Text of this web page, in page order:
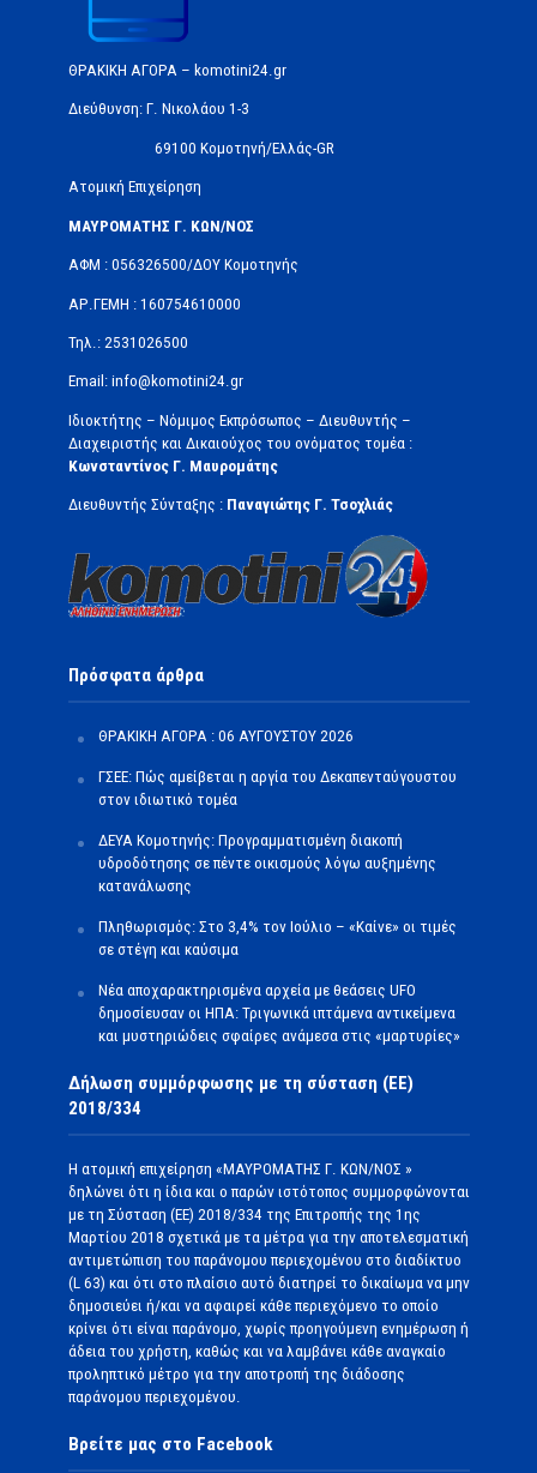
ΘΡΑΚΙΚΗ ΑΓΟΡΑ – komotini24.gr
Διεύθυνση: Γ. Νικολάου 1-3
69100 Κομοτηνή/Ελλάς-GR
Ατομική Επιχείρηση
ΜΑΥΡΟΜΑΤΗΣ Γ. ΚΩΝ/ΝΟΣ
ΑΦΜ : 056326500/ΔOΥ Κομοτηνής
ΑΡ.ΓΕΜΗ : 160754610000
Τηλ.: 2531026500
Email: info@komotini24.gr
Ιδιοκτήτης – Νόμιμος Εκπρόσωπος – Διευθυντής –
Διαχειριστής και Δικαιούχος του ονόματος τομέα :
Κωνσταντίνος Γ. Μαυρομάτης
Διευθυντής Σύνταξης : Παναγιώτης Γ. Τσοχλιάς
Πρόσφατα άρθρα
ΘΡΑΚΙΚΗ ΑΓΟΡΑ : 06 ΑΥΓΟΥΣΤΟΥ 2026
ΓΣΕΕ: Πώς αμείβεται η αργία του Δεκαπενταύγουστου
στον ιδιωτικό τομέα
ΔΕΥΑ Κομοτηνής: Προγραμματισμένη διακοπή
υδροδότησης σε πέντε οικισμούς λόγω αυξημένης
κατανάλωσης
Πληθωρισμός: Στο 3,4% τον Ιούλιο – «Καίνε» οι τιμές
σε στέγη και καύσιμα
Νέα αποχαρακτηρισμένα αρχεία με θεάσεις UFO
δημοσίευσαν οι ΗΠΑ: Τριγωνικά ιπτάμενα αντικείμενα
και μυστηριώδεις σφαίρες ανάμεσα στις «μαρτυρίες»
Δήλωση συμμόρφωσης με τη σύσταση (ΕΕ)
2018/334
Η ατομική επιχείρηση «ΜΑΥΡΟΜΑΤΗΣ Γ. ΚΩΝ/ΝΟΣ »
δηλώνει ότι η ίδια και ο παρών ιστότοπος συμμορφώνονται
με τη Σύσταση (ΕΕ) 2018/334 της Επιτροπής της 1ης
Μαρτίου 2018 σχετικά με τα μέτρα για την αποτελεσματική
αντιμετώπιση του παράνομου περιεχομένου στο διαδίκτυο
(L 63) και ότι στο πλαίσιο αυτό διατηρεί το δικαίωμα να μην
δημοσιεύει ή/και να αφαιρεί κάθε περιεχόμενο το οποίο
κρίνει ότι είναι παράνομο, χωρίς προηγούμενη ενημέρωση ή
άδεια του χρήστη, καθώς και να λαμβάνει κάθε αναγκαίο
προληπτικό μέτρο για την αποτροπή της διάδοσης
παράνομου περιεχομένου.
Βρείτε μας στο Facebook